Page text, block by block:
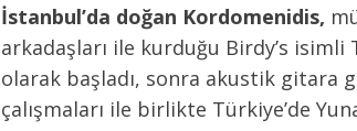
İstanbul’da doğan Kordomenidis,
arkadaşları ile kurduğu Birdy’s
olarak başladı, sonra akustik gitara
çalışmaları ile birlikte Türkiye’de